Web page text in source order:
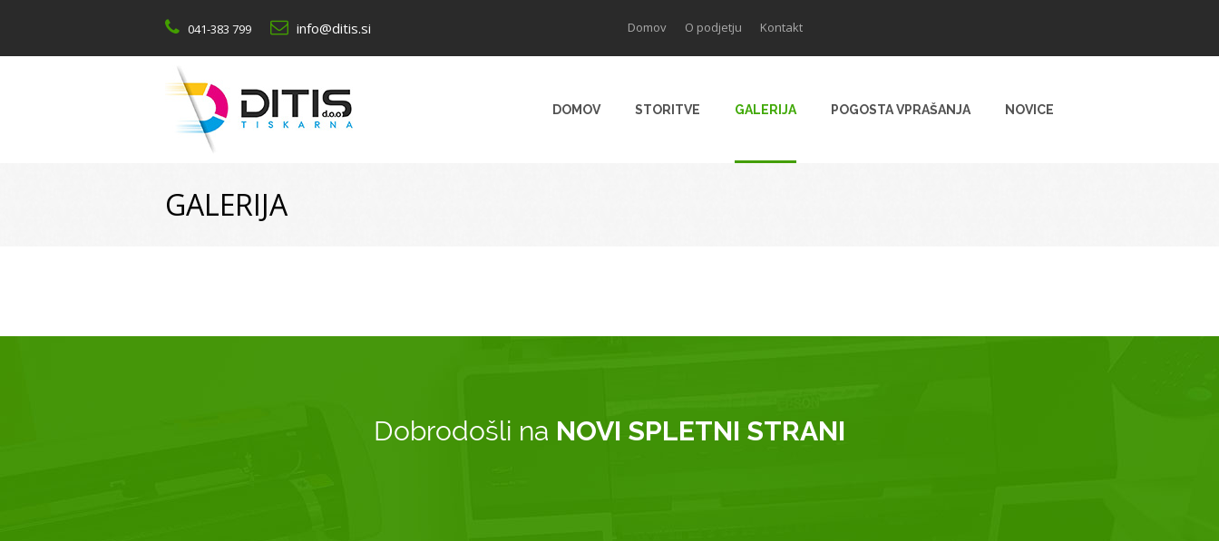
041-383 799 info@ditis.si Domov O podjetju Kontakt
DOMOV STORITVE GALERIJA POGOSTA VPRAŠANJA NOVICE
GALERIJA
Dobrodošli na NOVI SPLETNI STRANI